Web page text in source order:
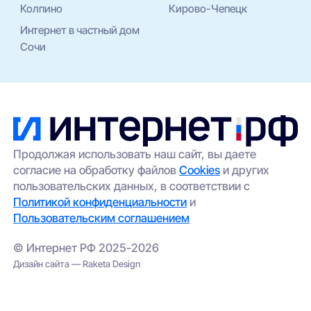
Колпино
Кирово-Чепецк
Интернет в частный дом
Сочи
Продолжая использовать наш сайт, вы даете
согласие на обработку файловCookies и других
пользовательских данных, в соответствии с
Политикой конфиденциальности и
Пользовательским соглашением
© Интернет РФ 2025-2026
Дизайн сайта — Raketa Design